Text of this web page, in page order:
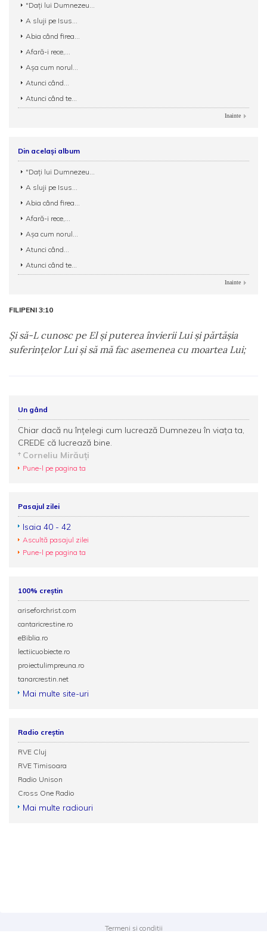
"Daţi lui Dumnezeu...
A sluji pe Isus...
Abia când firea...
Afară-i rece,...
Aşa cum norul...
Atunci când...
Atunci când te...
Inainte
Din același album
"Daţi lui Dumnezeu...
A sluji pe Isus...
Abia când firea...
Afară-i rece,...
Aşa cum norul...
Atunci când...
Atunci când te...
Inainte
FILIPENI 3:10
Şi să-L cunosc pe El şi puterea învierii Lui şi părtăşia
suferinţelor Lui şi să mă fac asemenea cu moartea Lui;
Un gând
Chiar dacă nu înțelegi cum lucrează Dumnezeu în viața ta,
CREDE că lucrează bine.
Corneliu Mirăuţi
Pune-l pe pagina ta
Pasajul zilei
Isaia 40 - 42
Ascultă pasajul zilei
Pune-l pe pagina ta
100% creștin
ariseforchrist.com
cantaricrestine.ro
eBiblia.ro
lectiicuobiecte.ro
proiectulimpreuna.ro
tanarcrestin.net
Mai multe site-uri
Radio creștin
RVE Cluj
RVE Timisoara
Radio Unison
Cross One Radio
Mai multe radiouri
Termeni și condiții